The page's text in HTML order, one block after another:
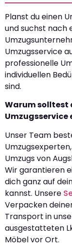
Planst du einen
und suchst nach
Umzugsservice
professionelle
individuellen
sind.
Warum solltest
Umzugsservice
Unser Team
Umzugs von
Wir garantieren
dich ganz auf
kannst. Unsere
Verpacken
Transport in
ausgestatteten
Möbel vor Ort.